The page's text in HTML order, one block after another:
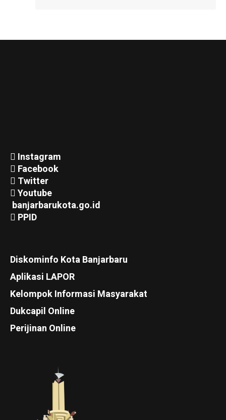
Instagram
Facebook
Twitter
Youtube
banjarbarukota.go.id
PPID
Diskominfo Kota Banjarbaru
Aplikasi LAPOR
Kelompok Informasi Masyarakat
Dukcapil Online
Perijinan Online